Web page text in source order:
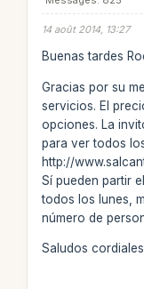
14 août 2014, 13:27
Buenas tardes
Gracias por su
servicios. El
opciones. La
para ver todos
http://
Sí pueden partir
todos los lunes,
número de
Saludos cordiales,